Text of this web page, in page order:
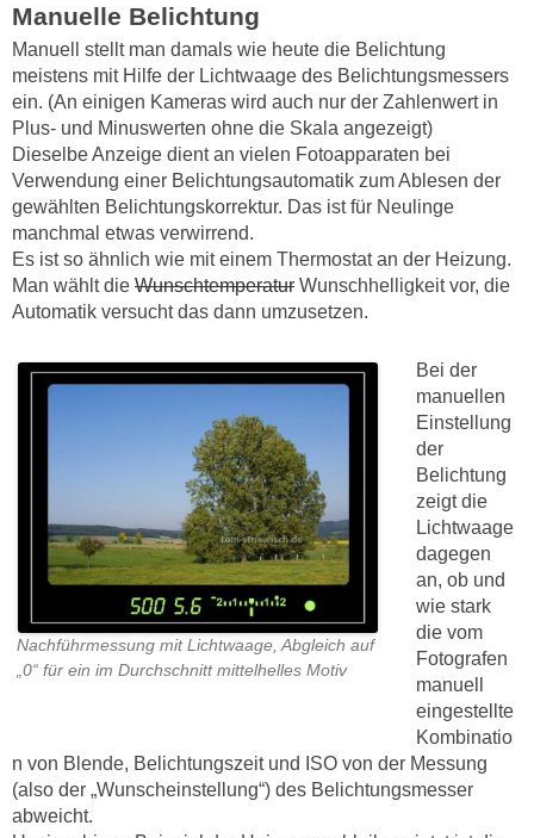
Manuelle Belichtung
Manuell stellt man damals wie heute die Belichtung
meistens mit Hilfe der Lichtwaage des Belichtungsmessers
ein. (An einigen Kameras wird auch nur der Zahlenwert in
Plus- und Minuswerten ohne die Skala angezeigt)
Dieselbe Anzeige dient an vielen Fotoapparaten bei
Verwendung einer Belichtungsautomatik zum Ablesen der
gewählten Belichtungskorrektur. Das ist für Neulinge
manchmal etwas verwirrend.
Es ist so ähnlich wie mit einem Thermostat an der Heizung.
Man wählt die Wunschtemperatur Wunschhelligkeit vor, die
Automatik versucht das dann umzusetzen.
Nachführmessung mit Lichtwaage, Abgleich auf
„0“ für ein im Durchschnitt mittelhelles Motiv
Bei der
manuellen
Einstellung
der
Belichtung
zeigt die
Lichtwaage
dagegen
an, ob und
wie stark
die vom
Fotografen
manuell
eingestellte
Kombinatio
n von Blende, Belichtungszeit und ISO von der Messung
(also der „Wunscheinstellung“) des Belichtungsmesser
abweicht.